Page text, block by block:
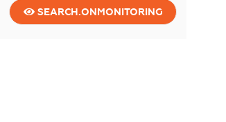
SEARCH.ONMONITORING